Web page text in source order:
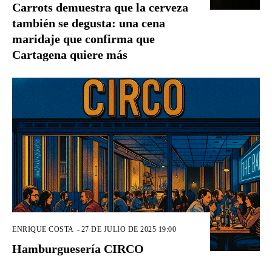
Carrots demuestra que la cerveza
también se degusta: una cena
maridaje que confirma que
Cartagena quiere más
ENRIQUE COSTA - 27 DE JULIO DE 2025 19:00
Hamburguesería CIRCO